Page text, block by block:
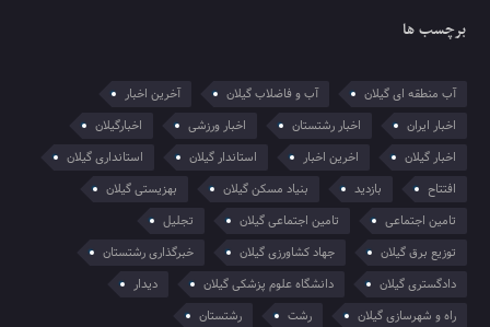
برچسب ها
آب منطقه ای گیلان آب و فاضلاب گیلان
آخرین اخبار
اخبار ایران
اخبار رشتستان اخبار ورزشی
اخبارگیلان
اخبار گیلان
اخرین اخبار استاندار گیلان
استانداری گیلان
افتتاح
بازدید بنیاد مسکن گیلان
بهزیستی گیلان
تامین اجتماعی
تامین اجتماعی گیلان
تجلیل
توزیع برق گیلان
جهاد کشاورزی گیلان
خبرگذاری رشتستان
دادگستری گیلان
دانشگاه علوم پزشکی گیلان
دیدار
راه و شهرسازی گیلان
رشت
رشتستان